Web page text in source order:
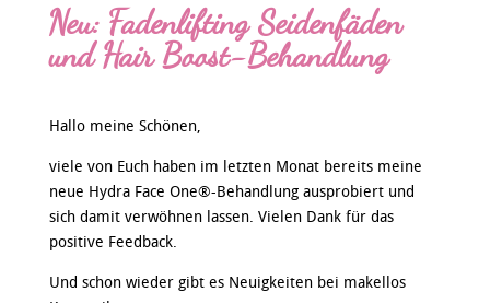
Neu: Fadenlifting Seidenfäden
und Hair Boost-Behandlung
Hallo meine Schönen,
viele von Euch haben im letzten Monat bereits meine
neue Hydra Face One®-Behandlung ausprobiert und
sich damit verwöhnen lassen. Vielen Dank für das
positive Feedback.
Und schon wieder gibt es Neuigkeiten bei makellos